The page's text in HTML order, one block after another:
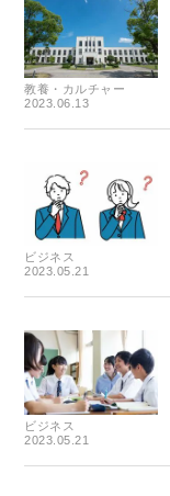
教養・カルチャー
2023.06.13
ビジネス
2023.05.21
ビジネス
2023.05.21